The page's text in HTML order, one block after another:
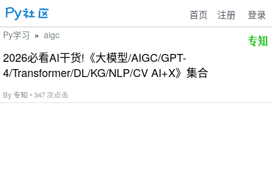
首页 注册 登录
Py学习 » aigc
2026必看AI干货!《大模型/AIGC/GPT-
4/Transformer/DL/KG/NLP/CV AI+X》集合
By专知 • 347 次点击